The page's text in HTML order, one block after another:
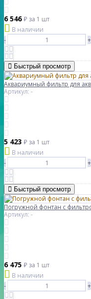
6 546₽ за 1 шт
В наличии
-
+
Быстрый просмотр
Аквариумный фильтр для
Артикул: -
5 423 ₽ за 1 шт
В наличии
-
+
Быстрый просмотр
Погружной фонтан с
Артикул: -
6 475 ₽ за 1 шт
В наличии
-
+